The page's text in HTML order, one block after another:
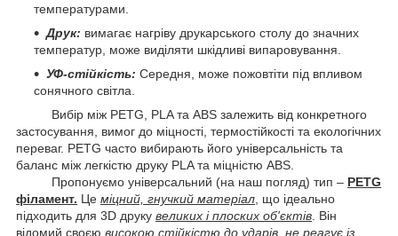
температурами.
Друк: вимагає нагріву друкарського столу до значних
температур, може виділяти шкідливі випаровування.
УФ-стійкість: Середня, може пожовтіти під впливом
сонячного світла.
Вибір між PETG, PLA та ABS залежить від конкретного
застосування, вимог до міцності, термостійкості та екологічних
переваг. PETG часто вибирають його універсальність та
баланс між легкістю друку PLA та міцністю ABS.
Пропонуємо універсальний (на наш погляд) тип – PETG
філамент. Це міцний, гнучкий матеріал , що ідеально
підходить для 3D друку великих і плоских об'єктів . Він
відомий своєю високою стійкістю до ударів не реагує із